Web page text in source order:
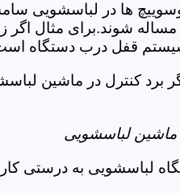
ها در لباسشویی
مساله شوند.برای مثال
قفل درب دستگاه
برد کنترل در ماشین
ماشین لباسشویی
لباسشویی به درستی